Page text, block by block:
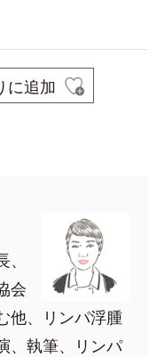
に追加
会
他、リンパ浮腫
、執筆、リンパ